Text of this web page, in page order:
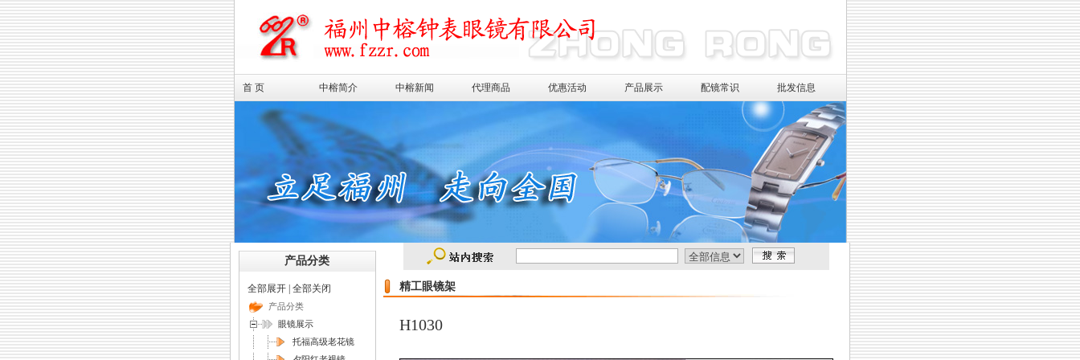
首 页 中榕简介 中榕新闻 代理商品 优惠活动 产品展示 配镜常识 批发信息
产品分类
全部展开| 全部关闭
产品分类
眼镜展示
托福高级老花镜
精工眼镜架
H1030